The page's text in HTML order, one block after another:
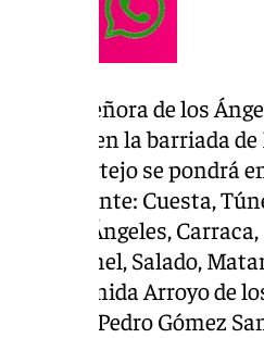
Señora de los
tráfico en la barriada
que el cortejo se pondrá
el siguiente: Cuesta,
de los Ángeles,
Matachel, Salado,
Avenida Arroyo de
Pedro Gómez